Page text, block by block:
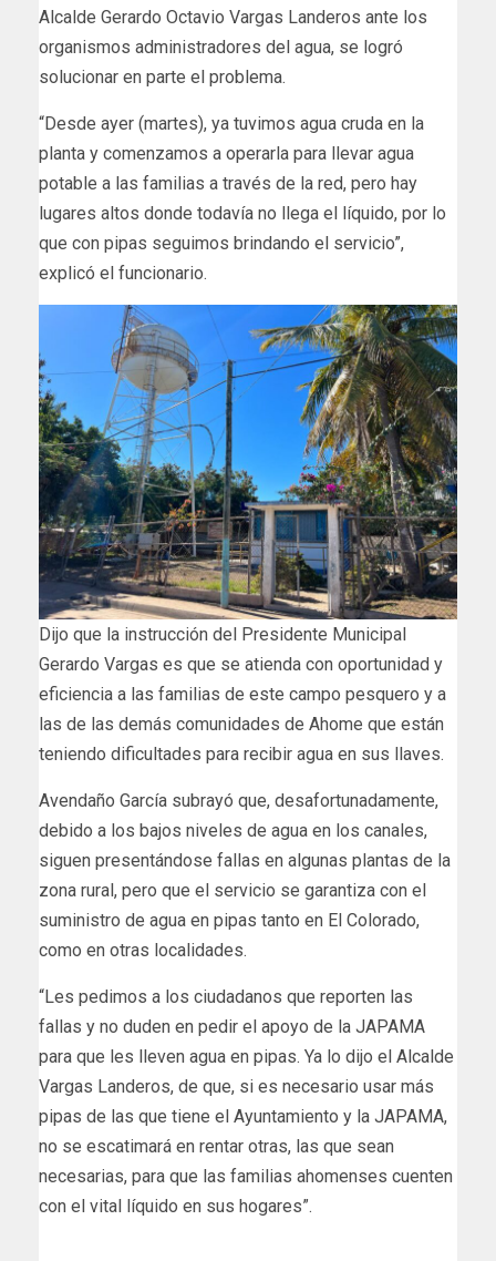
Alcalde Gerardo Octavio Vargas Landeros ante los
organismos administradores del agua, se logró
solucionar en parte el problema.
“Desde ayer (martes), ya tuvimos agua cruda en la
planta y comenzamos a operarla para llevar agua
potable a las familias a través de la red, pero hay
lugares altos donde todavía no llega el líquido, por lo
que con pipas seguimos brindando el servicio”,
explicó el funcionario.
Dijo que la instrucción del Presidente Municipal
Gerardo Vargas es que se atienda con oportunidad y
eficiencia a las familias de este campo pesquero y a
las de las demás comunidades de Ahome que están
teniendo dificultades para recibir agua en sus llaves.
Avendaño García subrayó que, desafortunadamente,
debido a los bajos niveles de agua en los canales,
siguen presentándose fallas en algunas plantas de la
zona rural, pero que el servicio se garantiza con el
suministro de agua en pipas tanto en El Colorado,
como en otras localidades.
“Les pedimos a los ciudadanos que reporten las
fallas y no duden en pedir el apoyo de la JAPAMA
para que les lleven agua en pipas. Ya lo dijo el Alcalde
Vargas Landeros, de que, si es necesario usar más
pipas de las que tiene el Ayuntamiento y la JAPAMA,
no se escatimará en rentar otras, las que sean
necesarias, para que las familias ahomenses cuenten
con el vital líquido en sus hogares”.